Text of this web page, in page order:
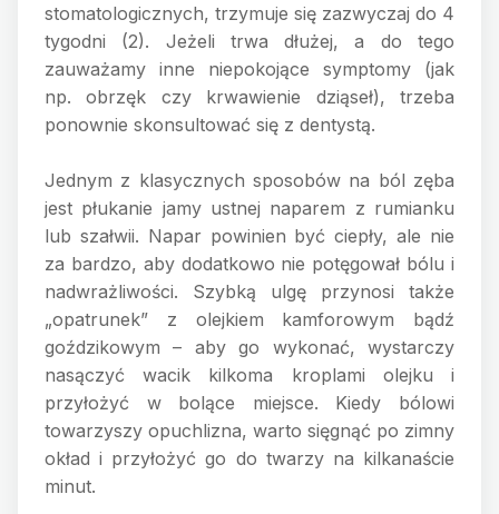
stomatologicznych, trzymuje się zazwyczaj do 4
tygodni (2). Jeżeli trwa dłużej, a do tego
zauważamy inne niepokojące symptomy (jak
np. obrzęk czy krwawienie dziąseł), trzeba
ponownie skonsultować się z dentystą.
Jednym z klasycznych sposobów na ból zęba
jest płukanie jamy ustnej naparem z rumianku
lub szałwii. Napar powinien być ciepły, ale nie
za bardzo, aby dodatkowo nie potęgował bólu i
nadwrażliwości. Szybką ulgę przynosi także
„opatrunek” z olejkiem kamforowym bądź
goździkowym – aby go wykonać, wystarczy
nasączyć wacik kilkoma kroplami olejku i
przyłożyć w bolące miejsce. Kiedy bólowi
towarzyszy opuchlizna, warto sięgnąć po zimny
okład i przyłożyć go do twarzy na kilkanaście
minut.